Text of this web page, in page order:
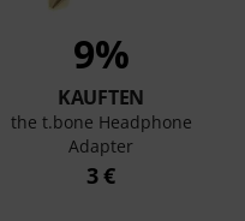
9%
KAUFTEN
the t.bone Headphone
Adapter
3 €